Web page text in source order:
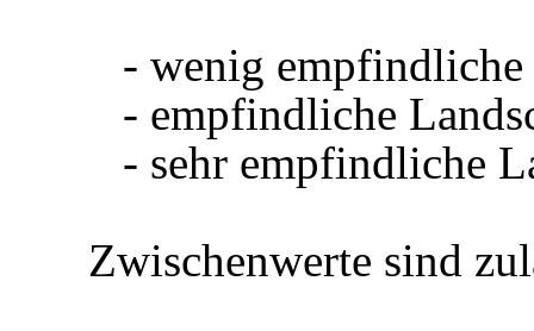
- wenig empfindliche
- empfindliche
- sehr empfindliche
Zwischenwerte sind